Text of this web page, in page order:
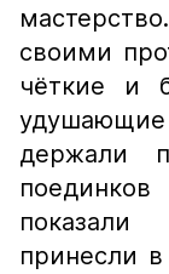
своими
чёткие и
держали
поединков
принесли